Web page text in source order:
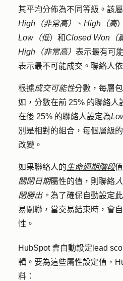
其平均分佈為不同等級。該
High（非常高）
、 High（高
Low（低）和Closed Won（
High（非常高） 表示最有可
表示最不可能成交。聯絡人
根據成交可能性分數，每層
如，分數在前 25% 的聯絡人
在後 25% 的聯絡人設定為
別是相對的組合，每個層級
改變。
如果聯絡人的 生命週期階段
關閉日期屬性的值，則聯絡
閉勝出。 為了確保自動設定
易關聯，當交易結束時，會
性。
HubSpot 會自動設定lead
輯。要為這些屬性設定值，
料：